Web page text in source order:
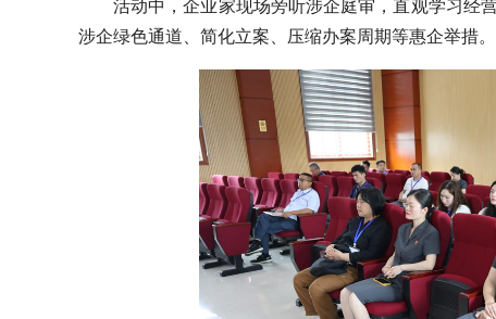
活动中，企业家现场旁听涉企庭审，直观学习经
涉企绿色通道、简化立案、压缩办案周期等惠企举措。